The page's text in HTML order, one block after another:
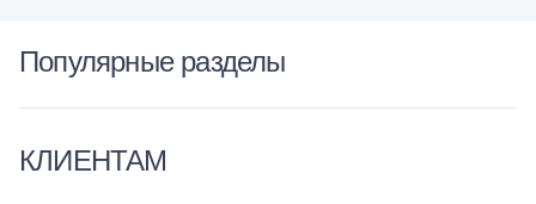
Популярные разделы
КЛИЕНТАМ